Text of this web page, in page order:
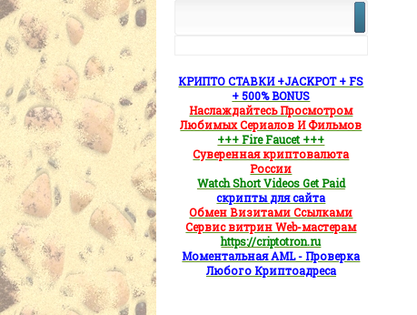
КРИПТО СТАВКИ +JACKPOT + FS
+ 500% BONUS
Наслаждайтесь Просмотром
Любимых Сериалов И Фильмов
+++ Fire Faucet +++
Суверенная криптовалюта
России
Watch Short Videos Get Paid
скрипты для сайта
Обмен Визитами Ссылками
Сервис витрин Web-мастерам
https://criptotron.ru
Моментальная AML - Проверка
Любого Криптоадреса